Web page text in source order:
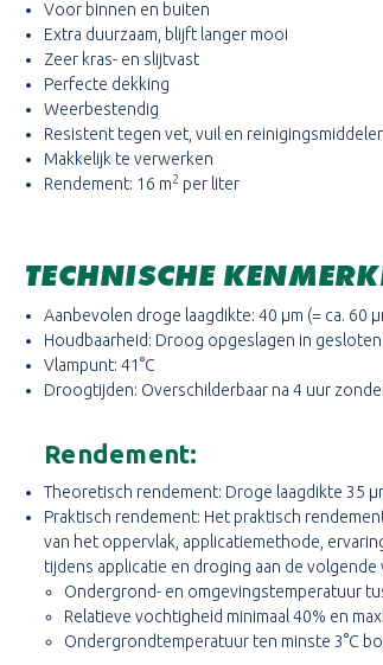
Voor binnen en buiten
Extra duurzaam, blijft langer mooi
Zeer kras- en slijtvast
Perfecte dekking
Weerbestendig
Resistent tegen vet, vuil en
Makkelijk te verwerken
Rendement: 16 m2 per liter
TECHNISCHE
Aanbevolen droge laagdikte: 40 μm (= ca. 60
Houdbaarheid: Droog opgeslagen in
Vlampunt: 41°C
Droogtijden: Overschilderbaar na 4 uur
Rendement:
Theoretisch rendement: Droge laagdikte 35
Praktisch rendement: Het praktisch
van het oppervlak, applicatiemethode,
tijdens applicatie en droging aan de
Ondergrond- en omgevingstemperatuur
Relatieve vochtigheid minimaal 40% en
Ondergrondtemperatuur ten minste 3°C